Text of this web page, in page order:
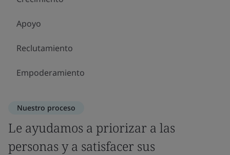
Apoyo
Reclutamiento
Empoderamiento
Nuestro proceso
Le ayudamos a priorizar a las
personas y a satisfacer sus